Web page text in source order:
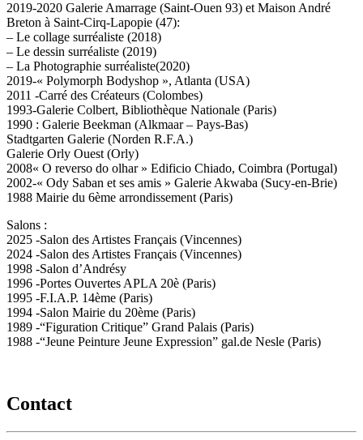
2019-2020 Galerie Amarrage (Saint-Ouen 93) et Maison André
Breton à Saint-Cirq-Lapopie (47):
– Le collage surréaliste (2018)
– Le dessin surréaliste (2019)
– La Photographie surréaliste(2020)
2019-« Polymorph Bodyshop », Atlanta (USA)
2011 -Carré des Créateurs (Colombes)
1993-Galerie Colbert, Bibliothèque Nationale (Paris)
1990 : Galerie Beekman (Alkmaar – Pays-Bas)
Stadtgarten Galerie (Norden R.F.A.)
Galerie Orly Ouest (Orly)
2008« O reverso do olhar » Edificio Chiado, Coimbra (Portugal)
2002-« Ody Saban et ses amis » Galerie Akwaba (Sucy-en-Brie)
1988 Mairie du 6ème arrondissement (Paris)
Salons :
2025 -Salon des Artistes Français (Vincennes)
2024 -Salon des Artistes Français (Vincennes)
1998 -Salon d’Andrésy
1996 -Portes Ouvertes APLA 20è (Paris)
1995 -F.I.A.P. 14ème (Paris)
1994 -Salon Mairie du 20ème (Paris)
1989 -“Figuration Critique” Grand Palais (Paris)
1988 -“Jeune Peinture Jeune Expression” gal.de Nesle (Paris)
Contact